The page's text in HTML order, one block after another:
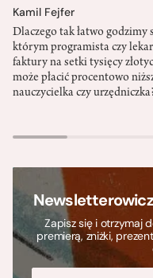
Kamil Fejfer
Dlaczego tak łatwo godzimy
którym programista czy
faktury na setki tysięcy
może płacić procentowo
nauczycielka czy
Zapisz się i otrzymaj
premierą, zniżki,